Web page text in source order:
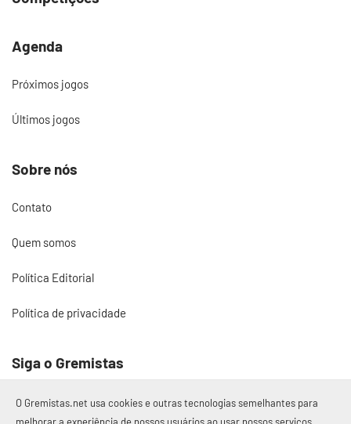
Agenda
Próximos jogos
Últimos jogos
Sobre nós
Contato
Quem somos
Política Editorial
Política de privacidade
Siga o Gremistas
O Gremistas.net usa cookies e outras tecnologias semelhantes para